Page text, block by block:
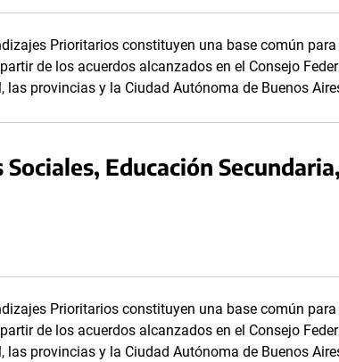
Prioritarios constituyen una base común
de los acuerdos alcanzados en el Consejo
las provincias y la Ciudad Autónoma de Buenos
Sociales, Educación
Prioritarios constituyen una base común
de los acuerdos alcanzados en el Consejo
las provincias y la Ciudad Autónoma de Buenos